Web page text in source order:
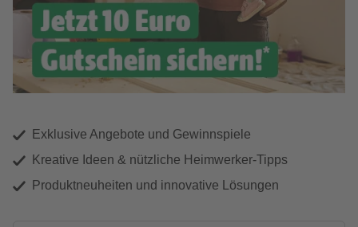
Exklusive Angebote und Gewinnspiele
Kreative Ideen & nützliche Heimwerker-Tipps
Produktneuheiten und innovative Lösungen